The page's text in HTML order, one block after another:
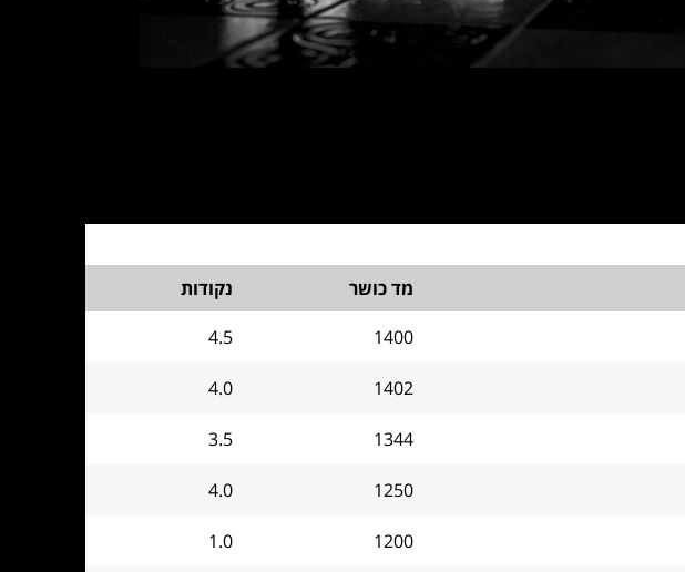
מד כושר
נקודות
1400
4.5
1402
4.0
1344
3.5
1250
4.0
1200
1.0